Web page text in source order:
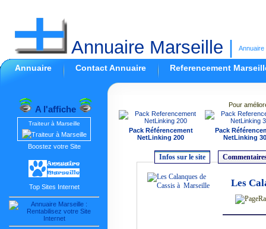
Annuaire Marseille Annuaire
Annuaire Contact Annuaire Referencement
A l'affiche
Traiteur à Marseille
Boostez votre Site
Top Sites Internet
Pour
Pack Référencement
NetLinking 200
Pack
NetLinking
Infos sur le site
Les